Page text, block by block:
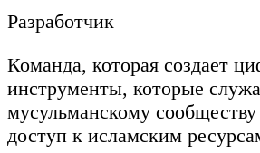
Разработчик
Команда, которая создает
инструменты, которые
мусульманскому
доступ к исламским